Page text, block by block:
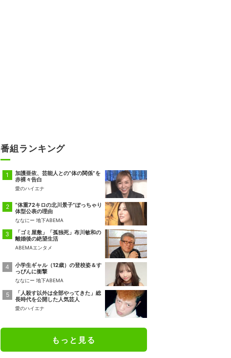
番組ランキング
加護亜依、芸能人との“体の関係”を
赤裸々告白
愛のハイエナ
“体重72キロの北川景子”ぽっちゃり
体型公表の理由
ななにー 地下ABEMA
「ゴミ屋敷」「孤独死」布川敏和の
離婚後の絶望生活
ABEMAエンタメ
小学生ギャル（12歳）の登校姿＆す
っぴんに衝撃
ななにー 地下ABEMA
「人殺す以外は全部やってきた」総
長時代を公開した人気芸人
愛のハイエナ
もっと見る